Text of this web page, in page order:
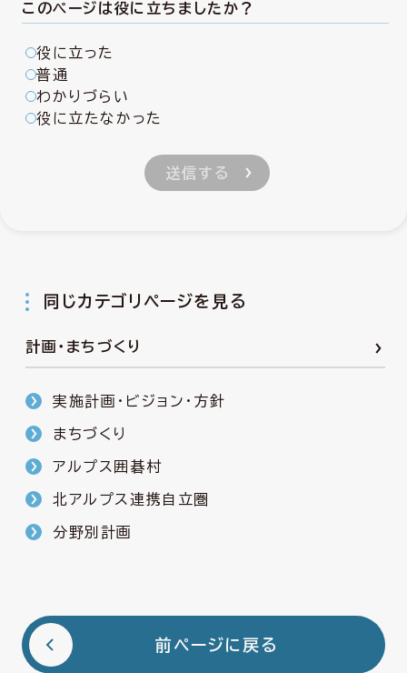
このページは役に立ちましたか？
役に立った
普通
わかりづらい
役に立たなかった
同じカテゴリページを見る
計画・まちづくり
実施計画・ビジョン・方針
まちづくり
アルプス囲碁村
北アルプス連携自立圏
分野別計画
前ページに戻る